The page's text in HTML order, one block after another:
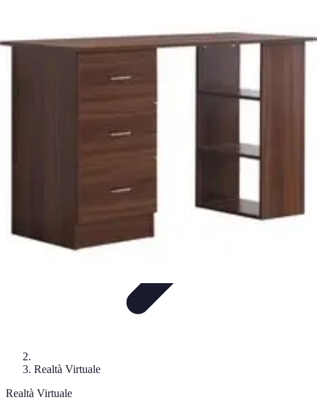
ArtificialeInnovazione SostenibileTecnologie Emergenti
Futuro Tecnologico
Realtà Virtuale
Realtà Virtuale